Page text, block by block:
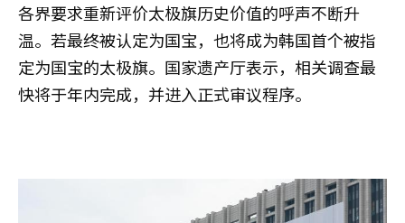
各界要求重新评价太极旗历史价值的呼声不断升
温。若最终被认定为国宝，也将成为韩国首个被指
定为国宝的太极旗。国家遗产厅表示，相关调查最
快将于年内完成，并进入正式审议程序。